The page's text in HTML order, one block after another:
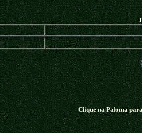
Clique na Paloma